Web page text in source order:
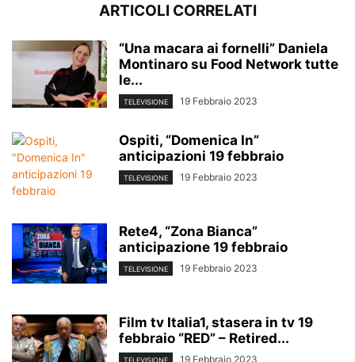
ARTICOLI CORRELATI
“Una macara ai fornelli” Daniela
Montinaro su Food Network tutte
le...
TELEVISIONE 19 Febbraio 2023
Ospiti, “Domenica In”
anticipazioni 19 febbraio
TELEVISIONE 19 Febbraio 2023
Rete4, “Zona Bianca”
anticipazione 19 febbraio
TELEVISIONE 19 Febbraio 2023
Film tv Italia1, stasera in tv 19
febbraio “RED” – Retired...
TELEVISIONE 19 Febbraio 2023